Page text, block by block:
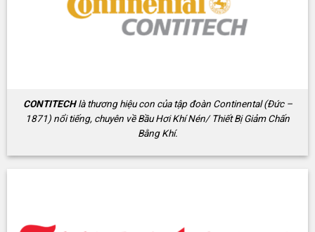
CONTITECHlà thương hiệu con của tập đoàn Continental (Đức –
1871) nổi tiếng, chuyên về Bầu Hơi Khí Nén/ Thiết Bị Giảm Chấn
Bằng Khí.